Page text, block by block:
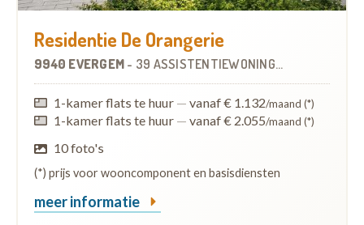
Residentie De Orangerie
9940 EVERGEM - 39 ASSISTENTIEWONINGEN
1-kamer flats te huur — vanaf € 1.132/maand (*)
1-kamer flats te huur — vanaf € 2.055/maand (*)
10 foto's
(*) prijs voor wooncomponent en basisdiensten
meer informatie